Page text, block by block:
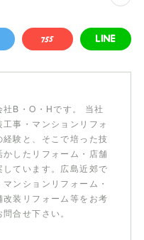
B・O・Hです。 当社
事・マンションリフォ
験と、そこで培った技
したリフォーム・店舗
ています。広島近郊で
ンションリフォーム・
装リフォーム等をお考
合せ下さい。